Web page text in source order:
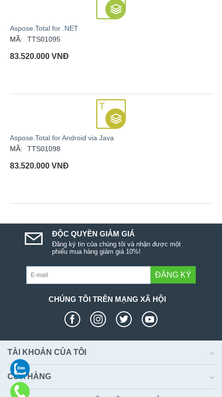
Aspose.Total for .NET
MÃ:
TTS01095
83.520.000 VNĐ
Aspose.Total for Android via Java
MÃ:
TTS01098
83.520.000 VNĐ
ĐỘC QUYỀN GIẢM GIÁ
Đăng ký tin của chúng tôi và nhận được một
phiếu mua hàng giảm giá 10%!
ĐĂNG KÝ
CHÚNG TÔI TRÊN MẠNG XÃ HỘI
TÀI KHOẢN CỦA TÔI
CỬA HÀNG